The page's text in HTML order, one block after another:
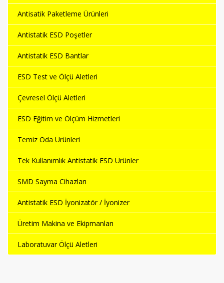
Antisatik Paketleme Ürünleri
Antistatik ESD Poşetler
Antistatik ESD Bantlar
ESD Test ve Ölçü Aletleri
Çevresel Ölçü Aletleri
ESD Eğitim ve Ölçüm Hizmetleri
Temiz Oda Ürünleri
Tek Kullanımlık Antistatik ESD Ürünler
SMD Sayma Cihazları
Antistatik ESD İyonizatör / İyonizer
Üretim Makina ve Ekipmanları
Laboratuvar Ölçü Aletleri